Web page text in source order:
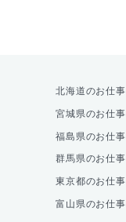
北海道のお仕事
宮城県のお仕事
福島県のお仕事
群馬県のお仕事
東京都のお仕事
富山県のお仕事